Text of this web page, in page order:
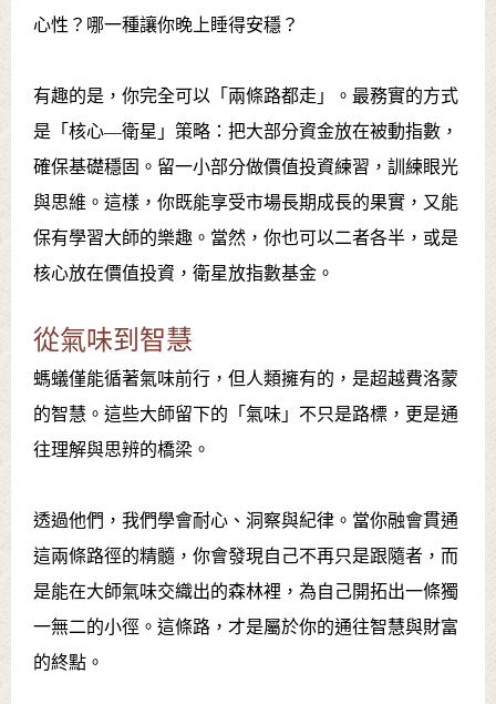
心性？哪一種讓你晚上睡得安穩？
有趣的是，你完全可以「兩條路都走」。最務實的方式
是「核心—衛星」策略：把大部分資金放在被動指數，
確保基礎穩固。留一小部分做價值投資練習，訓練眼光
與思維。這樣，你既能享受市場長期成長的果實，又能
保有學習大師的樂趣。當然，你也可以二者各半，或是
核心放在價值投資，衛星放指數基金。
從氣味到智慧
螞蟻僅能循著氣味前行，但人類擁有的，是超越費洛蒙
的智慧。這些大師留下的「氣味」不只是路標，更是通
往理解與思辨的橋梁。
透過他們，我們學會耐心、洞察與紀律。當你融會貫通
這兩條路徑的精髓，你會發現自己不再只是跟隨者，而
是能在大師氣味交織出的森林裡，為自己開拓出一條獨
一無二的小徑。這條路，才是屬於你的通往智慧與財富
的終點。